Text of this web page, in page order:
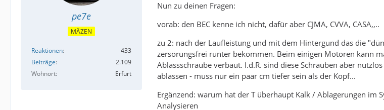
pe7e
MÄZEN
Reaktionen
433
Beiträge
2.109
Wohnort
Erfurt
Nun zu deinen Fragen:
vorab: den BEC kenne ich nicht, dafür aber CJMA, CVVA, CASA,,..
zu 2: nach der Laufleistung und mit dem Hintergund das die
zersörungsfrei runter bekommen. Beim einigen Motoren kann
Ablassschraube verbaut. I.d.R. sind diese Schrauben aber
ablassen - muss nur ein paar cm tiefer sein als der Kopf...
Ergänzend: warum hat der T überhaupt Kalk / Ablagerungen im
Analysieren